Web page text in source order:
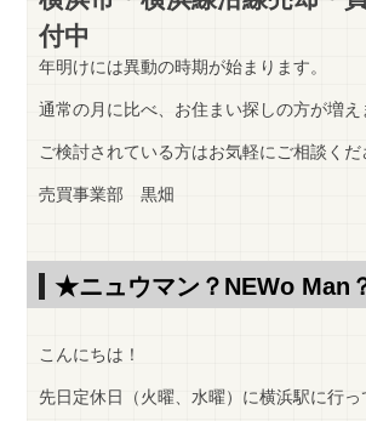
付中
年明けには異動の時期が始まります。
通常の月に比べ、お住まい探しの方が増
ご検討されている方はお気軽にご相談くだ
売買事業部 黒畑
★ニュウマン？NEWo Man
こんにちは！
先日定休日（火曜、水曜）に横浜駅に行っ